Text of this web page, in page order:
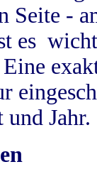
Seite -
es
Jahr.